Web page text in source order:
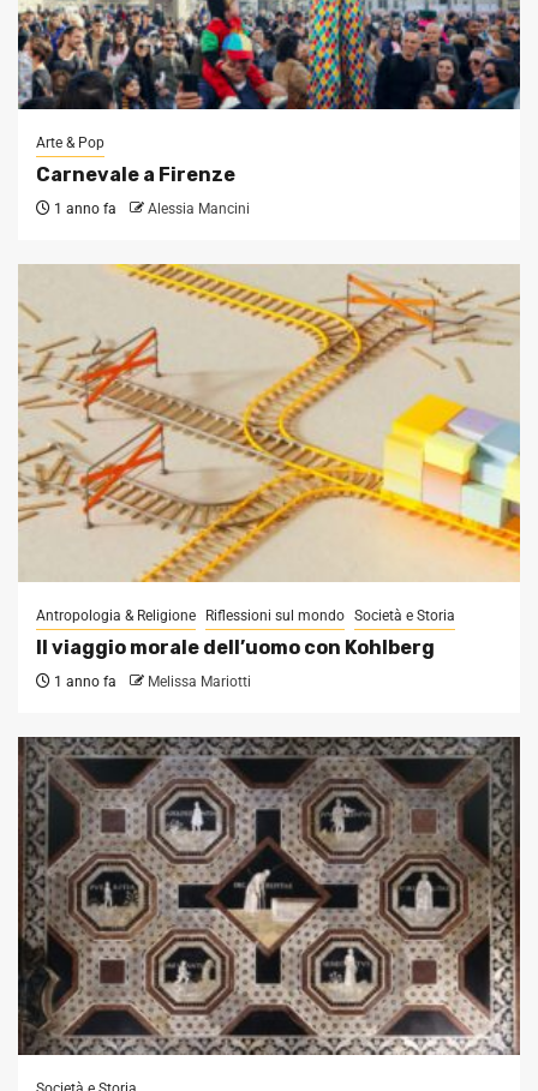
Arte & Pop
Carnevale a Firenze
1 anno fa Alessia Mancini
Antropologia & Religione Riflessioni sul mondo Società e Storia
Il viaggio morale dell’uomo con Kohlberg
1 anno fa Melissa Mariotti